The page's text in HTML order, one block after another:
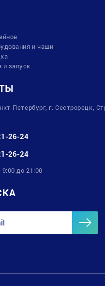
и чаши
и запуск
Петербург, г. Сестрорецк,
26-24
26-24
до 21:00